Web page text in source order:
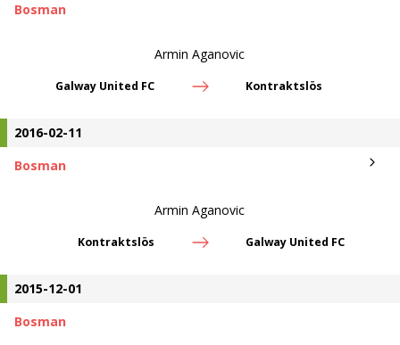
Bosman
Armin Aganovic
Galway United FC Kontraktslös
2016-02-11
Bosman
Armin Aganovic
Kontraktslös Galway United FC
2015-12-01
Bosman